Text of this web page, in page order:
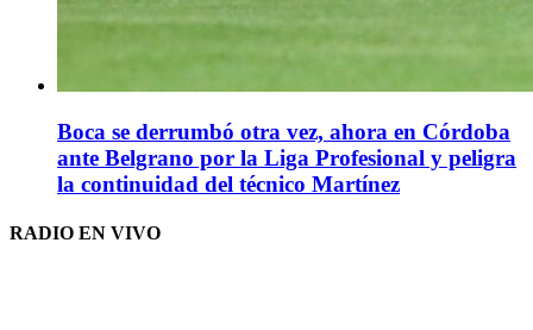
Boca se derrumbó otra vez, ahora en Córdoba
ante Belgrano por la Liga Profesional y peligra
la continuidad del técnico Martínez
RADIO EN VIVO